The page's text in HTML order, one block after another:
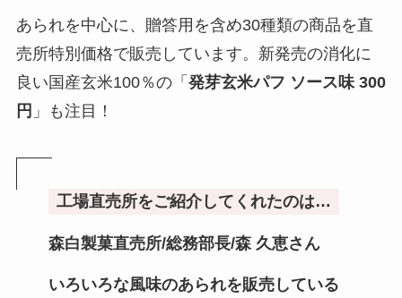
あられを中心に、贈答用を含め30種類の商品を直
売所特別価格で販売しています。新発売の消化に
良い国産玄米100％の「 発芽玄米パフ ソース味 300
円 」も注目！
工場直売所をご紹介してくれたのは…
森白製菓直売所/総務部長/森 久恵さん
いろいろな風味のあられを販売している